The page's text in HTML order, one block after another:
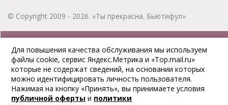
© Copyright 2009 - 2026. «Ты прекрасна. Бьютифул»
АКЦИИ
ДОСТАВКА
ОПЛАТА
Для повышения качества обслуживания мы используем
файлы cookie, сервис Яндекс.Метрика и «Top.mail.ru»
которые не содержат сведений, на основании которых
можно идентифицировать личность пользователя.
Нажимая на кнопку «Принять», вы принимаете условия
публичной оферты и политики